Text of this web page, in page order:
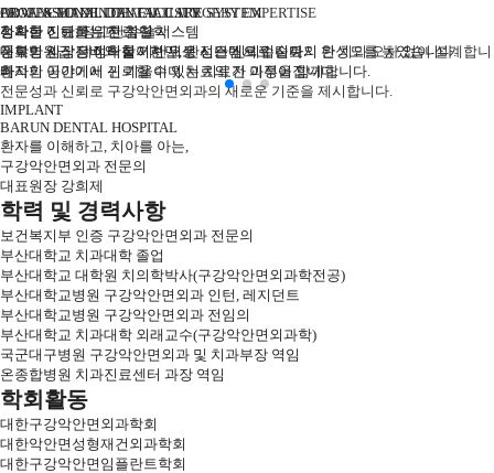
PROFESSIONAL DENTAL CARE SYSTEM
환자를 이해하는 진료 철학
진료의 시작은 정확함이지만, 완성은 신뢰입니다.
환자의 이야기에 귀 기울이며 치료의 전 과정을 함께합니다.
ADVANCED DENTAL FACILITY
정확한 진료를 위한 첨단 시스템
대학병원급 장비와 철저한 위생 시스템으로 진료의 완성도를 높였습니다.
쾌적한 공간에서 신뢰할 수 있는 치료가 이루어집니다.
ORAL & MAXILLOFACIAL SURGERY EXPERTISE
정확한 진단, 정교한 수술
풍부한 임상 데이터를 기반으로 진단에서 수술까지 한 치의 오차 없이 설계합니
다.
전문성과 신뢰로 구강악안면외과의 새로운 기준을 제시합니다.
IMPLANT
BARUN DENTAL HOSPITAL
환자를 이해하고, 치아를 아는,
구강악안면외과 전문의
대표원장 강희제
학력 및 경력사항
보건복지부 인증 구강악안면외과 전문의
부산대학교 치과대학 졸업
부산대학교 대학원 치의학박사(구강악안면외과학전공)
부산대학교병원 구강악안면외과 인턴, 레지던트
부산대학교병원 구강악안면외과 전임의
부산대학교 치과대학 외래교수(구강악안면외과학)
국군대구병원 구강악안면외과 및 치과부장 역임
온종합병원 치과진료센터 과장 역임
학회활동
대한구강악안면외과학회
대한악안면성형재건외과학회
대한구강악안면임플란트학회